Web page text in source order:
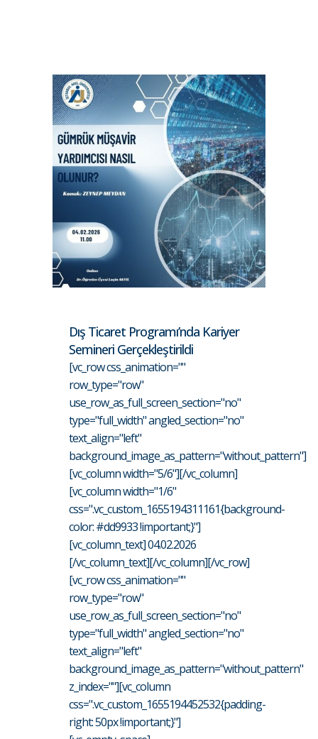
Dış Ticaret Programı’nda Kariyer
Semineri Gerçekleştirildi
[vc_row css_animation=""
row_type="row"
use_row_as_full_screen_section="no"
type="full_width" angled_section="no"
text_align="left"
background_image_as_pattern="without_pattern"]
[vc_column width="5/6"][/vc_column]
[vc_column width="1/6"
css=".vc_custom_1655194311161{background-
color: #dd9933 !important;}"]
[vc_column_text] 04.02.2026
[/vc_column_text][/vc_column][/vc_row]
[vc_row css_animation=""
row_type="row"
use_row_as_full_screen_section="no"
type="full_width" angled_section="no"
text_align="left"
background_image_as_pattern="without_pattern"
z_index=""][vc_column
css=".vc_custom_1655194452532{padding-
right: 50px !important;}"]